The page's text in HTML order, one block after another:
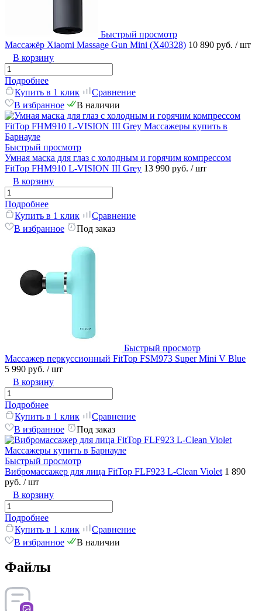
Быстрый просмотр
Массажёр Xiaomi Massage Gun Mini (X40328) 10 890 руб. / шт
В корзину
Подробнее
Купить в 1 клик
Сравнение
В избранное
В наличии
Быстрый просмотр
Умная маска для глаз с холодным и горячим компрессом
FitTop FHM910 L-VISION III Grey 13 990 руб. / шт
В корзину
Подробнее
Купить в 1 клик
Сравнение
В избранное
Под заказ
Быстрый просмотр
Массажер перкуссионный FitTop FSM973 Super Mini V Blue
5 990 руб. / шт
В корзину
Подробнее
Купить в 1 клик
Сравнение
В избранное
Под заказ
Быстрый просмотр
Вибромассажер для лица FitTop FLF923 L-Clean Violet 1 890
руб. / шт
В корзину
Подробнее
Купить в 1 клик
Сравнение
В избранное
В наличии
Файлы